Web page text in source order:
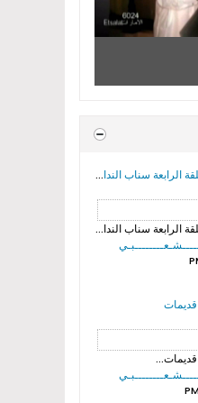
ماجد النصيف ضيف الحلقة الرابعة سناب النداوي
ماجد النصيف ضيف الحلقة الرابعة سناب النداوي...